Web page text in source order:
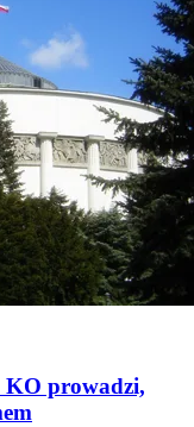
KO prowadzi,